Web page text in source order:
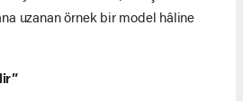
uzanan örnek bir model hâline